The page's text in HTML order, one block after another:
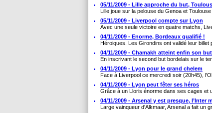
05/11/2009 - Lille approche du but,
Lille joue sur la pelouse du Genoa et
05/11/2009 - Liverpool compte sur Lyon
Avec une seule victoire en quatre matchs,
04/11/2009 - Enorme, Bordeaux qualifié !
Héroiques. Les Girondins ont validé leur billet
04/11/2009 - Chamakh atteint enfin son but
En inscrivant le second but bordelais sur le
04/11/2009 - Lyon pour le grand chelem
Face à Liverpool ce mercredi soir (20h45),
04/11/2009 - Lyon peut fêter ses héros
Grâce à un Lloris énorme dans ses cages et
04/11/2009 - Arsenal y est presque, l’Inter
Large vainqueur d'Alkmaar, Arsenal a fait un